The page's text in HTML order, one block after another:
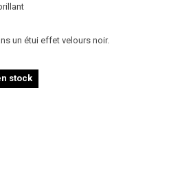
un étui effet velours noir.
stock